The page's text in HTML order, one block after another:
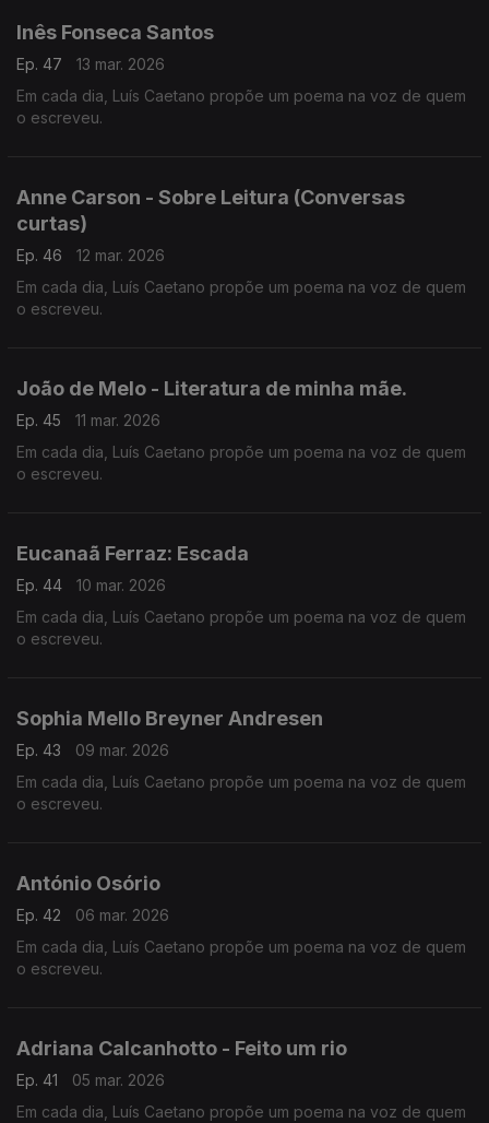
Inês Fonseca Santos
Ep. 47
13 mar. 2026
Em cada dia, Luís Caetano propõe um poema na voz de quem
o escreveu.
Anne Carson - Sobre Leitura (Conversas
curtas)
Ep. 46
12 mar. 2026
Em cada dia, Luís Caetano propõe um poema na voz de quem
o escreveu.
João de Melo - Literatura de minha mãe.
Ep. 45
11 mar. 2026
Em cada dia, Luís Caetano propõe um poema na voz de quem
o escreveu.
Eucanaã Ferraz: Escada
Ep. 44
10 mar. 2026
Em cada dia, Luís Caetano propõe um poema na voz de quem
o escreveu.
Sophia Mello Breyner Andresen
Ep. 43
09 mar. 2026
Em cada dia, Luís Caetano propõe um poema na voz de quem
o escreveu.
António Osório
Ep. 42
06 mar. 2026
Em cada dia, Luís Caetano propõe um poema na voz de quem
o escreveu.
Adriana Calcanhotto - Feito um rio
Ep. 41
05 mar. 2026
Em cada dia, Luís Caetano propõe um poema na voz de quem